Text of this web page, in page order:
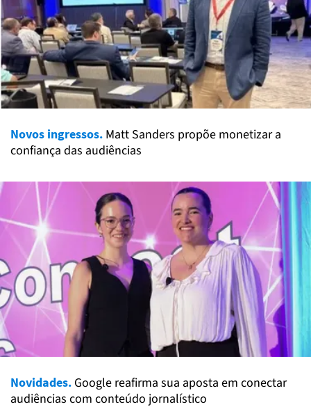
Novos ingressos. Matt Sanders propõe monetizar a
confiança das audiências
Novidades. Google reafirma sua aposta em conectar
audiências com conteúdo jornalístico